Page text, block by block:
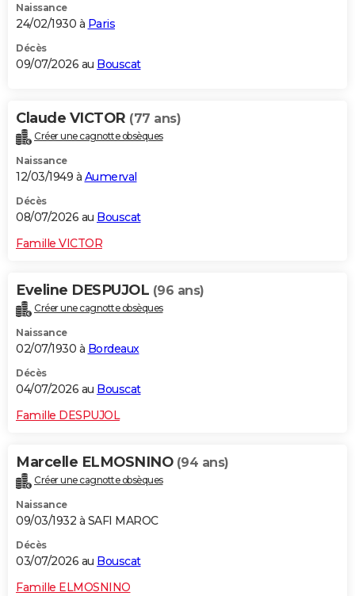
Naissance
24/02/1930 à Paris
Décès
09/07/2026 au Bouscat
Claude VICTOR (77 ans)
Créer une cagnotte obsèques
Naissance
12/03/1949 à Aumerval
Décès
08/07/2026 au Bouscat
Famille VICTOR
Eveline DESPUJOL (96 ans)
Créer une cagnotte obsèques
Naissance
02/07/1930 à Bordeaux
Décès
04/07/2026 au Bouscat
Famille DESPUJOL
Marcelle ELMOSNINO (94 ans)
Créer une cagnotte obsèques
Naissance
09/03/1932 à SAFI MAROC
Décès
03/07/2026 au Bouscat
Famille ELMOSNINO